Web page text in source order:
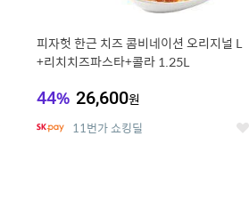
피자헛 한근 치즈 콤비네이션 오리지널 L
+리치치즈파스타+콜라 1.25L
44% 26,600원
11번가 쇼킹딜 좋